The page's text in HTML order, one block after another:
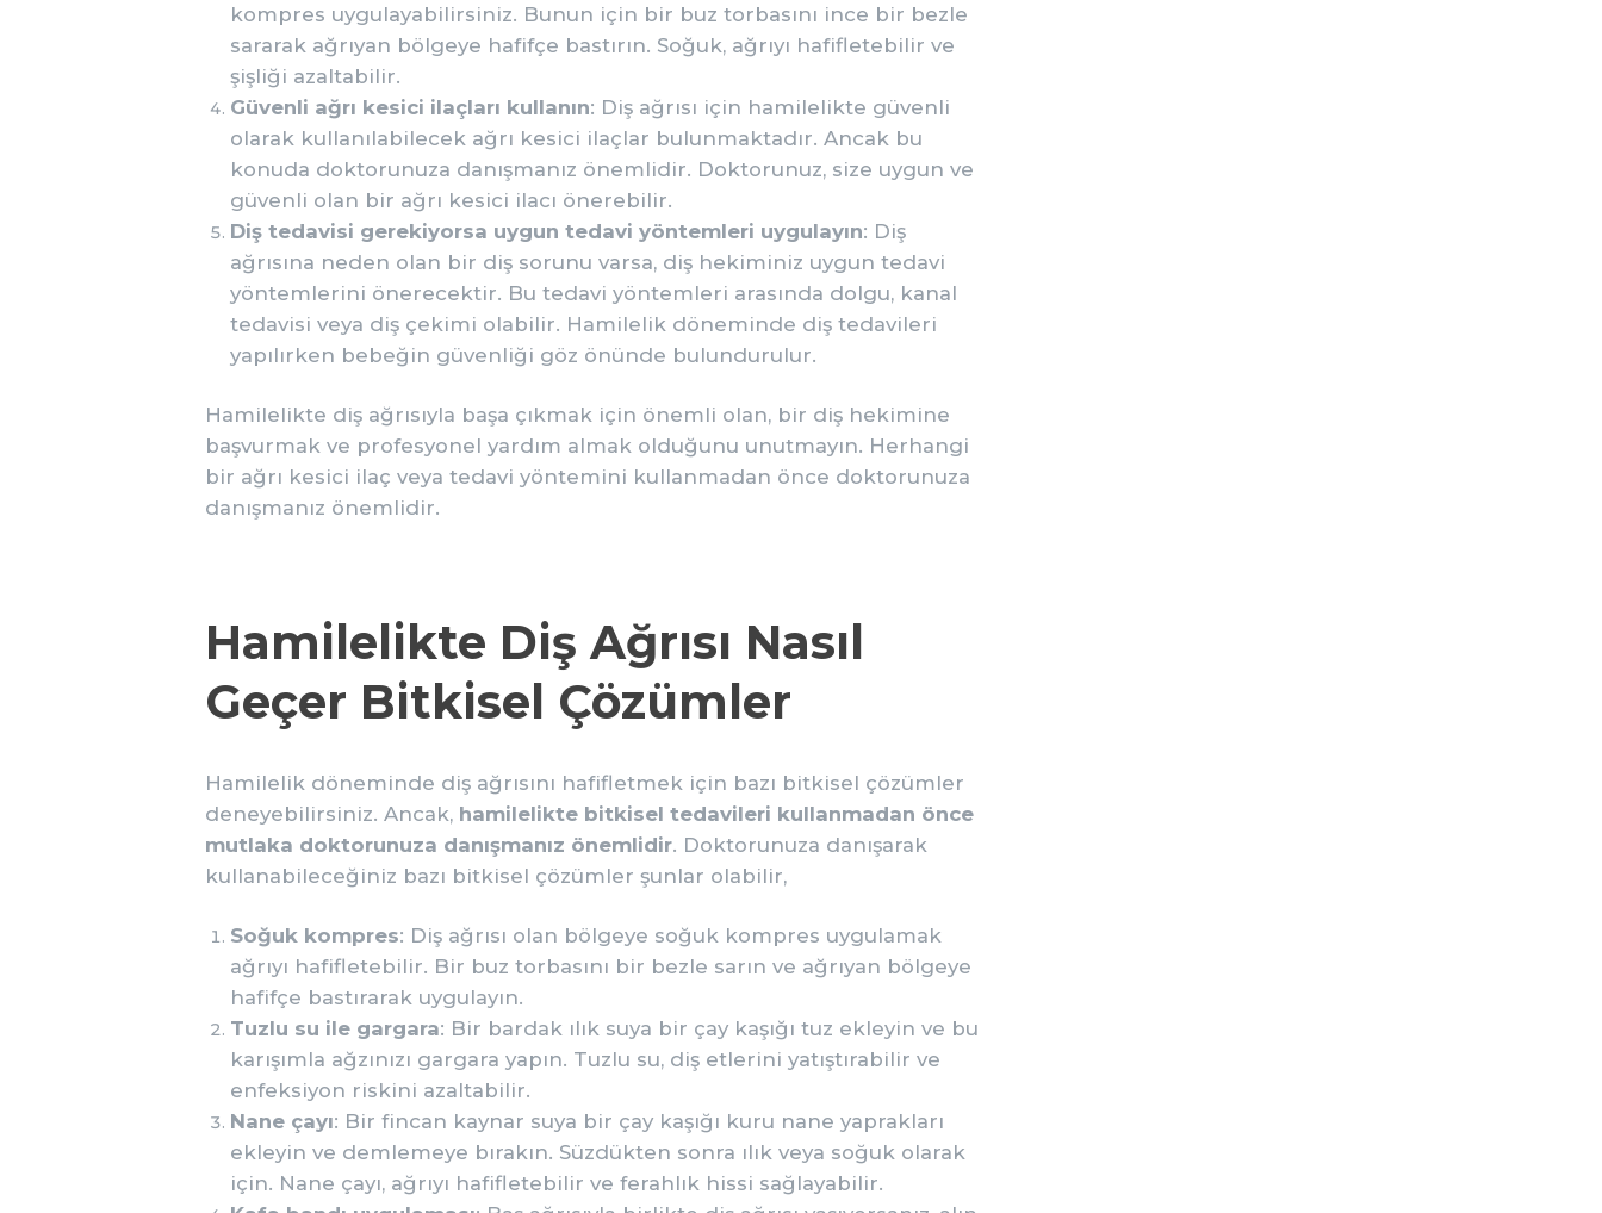
kompres uygulayabilirsiniz. Bunun için bir buz torbasını ince bir bezle
sararak ağrıyan bölgeye hafifçe bastırın. Soğuk, ağrıyı hafifletebilir ve
şişliği azaltabilir.
Güvenli ağrı kesici ilaçları kullanın: Diş ağrısı için hamilelikte güvenli
olarak kullanılabilecek ağrı kesici ilaçlar bulunmaktadır. Ancak bu
konuda doktorunuza danışmanız önemlidir. Doktorunuz, size uygun ve
güvenli olan bir ağrı kesici ilacı önerebilir.
Diş tedavisi gerekiyorsa uygun tedavi yöntemleri uygulayın: Diş
ağrısına neden olan bir diş sorunu varsa, diş hekiminiz uygun tedavi
yöntemlerini önerecektir. Bu tedavi yöntemleri arasında dolgu, kanal
tedavisi veya diş çekimi olabilir. Hamilelik döneminde diş tedavileri
yapılırken bebeğin güvenliği göz önünde bulundurulur.
Hamilelikte diş ağrısıyla başa çıkmak için önemli olan, bir diş hekimine
başvurmak ve profesyonel yardım almak olduğunu unutmayın. Herhangi
bir ağrı kesici ilaç veya tedavi yöntemini kullanmadan önce doktorunuza
danışmanız önemlidir.
Hamilelikte Diş Ağrısı Nasıl
Geçer Bitkisel Çözümler
Hamilelik döneminde diş ağrısını hafifletmek için bazı bitkisel çözümler
deneyebilirsiniz. Ancak, hamilelikte bitkisel tedavileri kullanmadan önce
mutlaka doktorunuza danışmanız önemlidir. Doktorunuza danışarak
kullanabileceğiniz bazı bitkisel çözümler şunlar olabilir,
Soğuk kompres: Diş ağrısı olan bölgeye soğuk kompres uygulamak
ağrıyı hafifletebilir. Bir buz torbasını bir bezle sarın ve ağrıyan bölgeye
hafifçe bastırarak uygulayın.
Tuzlu su ile gargara: Bir bardak ılık suya bir çay kaşığı tuz ekleyin ve bu
karışımla ağzınızı gargara yapın. Tuzlu su, diş etlerini yatıştırabilir ve
enfeksiyon riskini azaltabilir.
Nane çayı: Bir fincan kaynar suya bir çay kaşığı kuru nane yaprakları
ekleyin ve demlemeye bırakın. Süzdükten sonra ılık veya soğuk olarak
için. Nane çayı, ağrıyı hafifletebilir ve ferahlık hissi sağlayabilir.